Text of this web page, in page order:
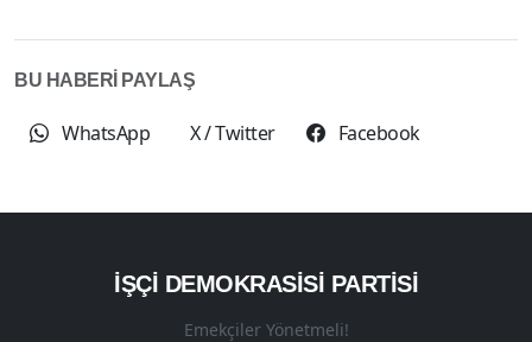
BU HABERİ PAYLAŞ
WhatsApp X / Twitter Facebook
İŞÇI DEMOKRASISI PARTISI
Emekçiler Yönetmeli!